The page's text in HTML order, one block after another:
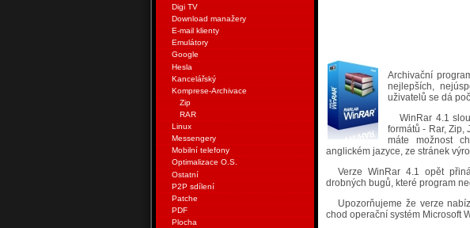
Archivační
nejlepších,
uživatelů se dá
WinRar 4.1
formátů - Rar, Zip,
máte možnost
anglickém jazyce, ze stránek
Verze WinRar 4.1 opět
drobných bugů, které program
Upozorňujeme že verze
chod operační systém Microsoft
Digi TV
Download manažery
E-mail klienty
Emulátory
Google
Hesla
Kancelářský
Komprese-Archivace
Zip
RAR
Linux
Messengery
Mobilní telefony
Optimalizace O.S.
Ostatní
P2P sdílení
Patche
PDF
Plocha